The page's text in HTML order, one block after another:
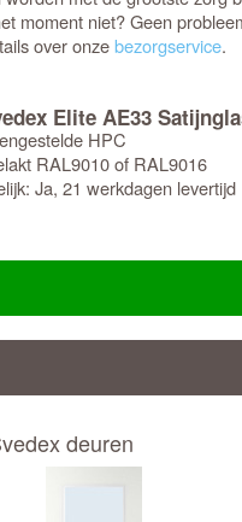
moment niet? Geen
over onzebezorgservice.
Elite AE33
HPC
RAL9010 of RAL9016
Ja, 21 werkdagen levertijd
deuren